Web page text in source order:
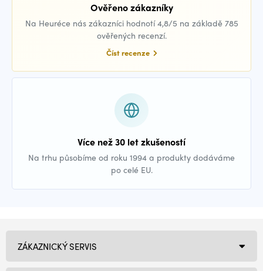
Ověřeno zákazníky
Na Heuréce nás zákazníci hodnotí 4,8/5 na základě 785
ověřených recenzí.
Číst recenze
Více než 30 let zkušeností
Na trhu působíme od roku 1994 a produkty dodáváme
po celé EU.
ZÁKAZNICKÝ SERVIS